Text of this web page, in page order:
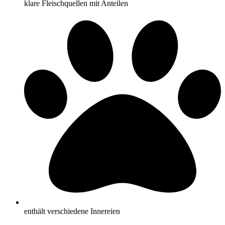
klare Fleischquellen mit Anteilen
enthält verschiedene Innereien